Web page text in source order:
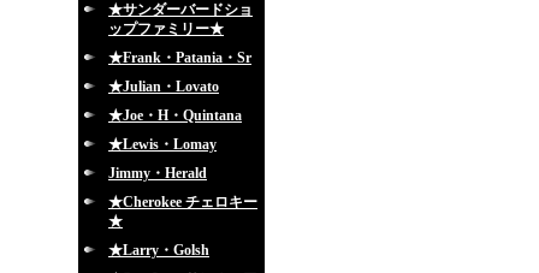
★サンダーバードショ
ップファミリー★
★Frank・Patania・Sr
★Julian・Lovato
★Joe・H・Quintana
★Lewis・Lomay
Jimmy・Herald
★Cherokee チェロキー
★
★Larry・Golsh